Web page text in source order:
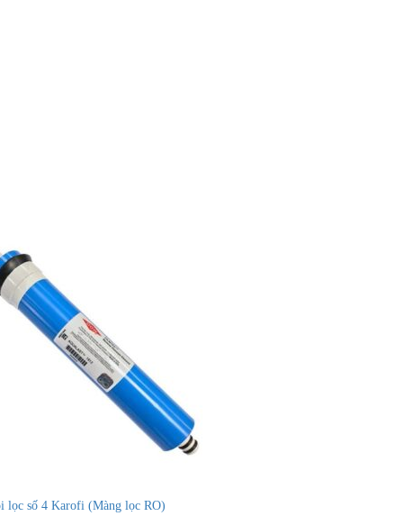
lọc số 4 Karofi (Màng lọc RO)